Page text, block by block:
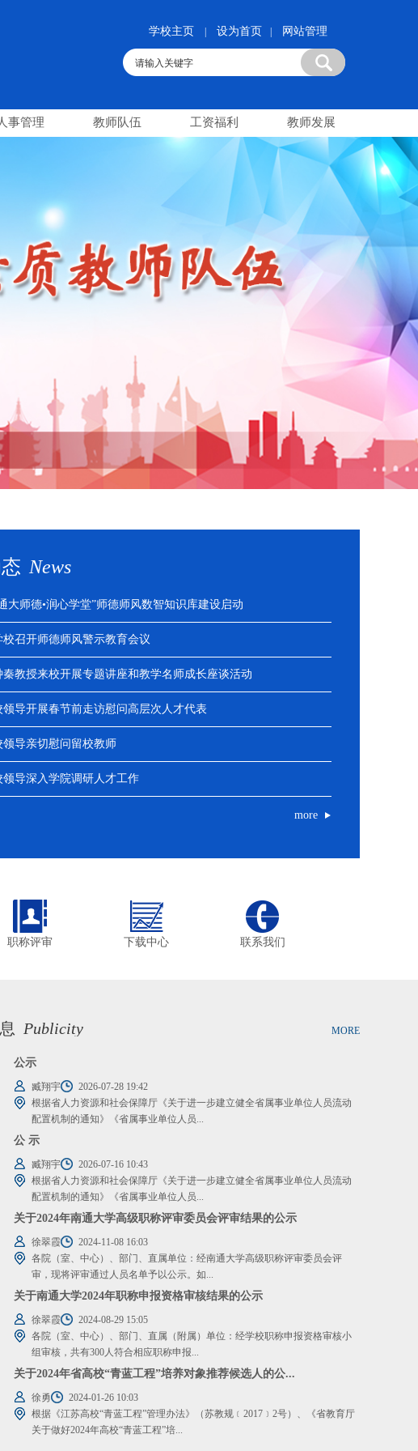
学校主页 设为首页 网站管理
事管理 教师队伍 工资福利 教师发展
News
大师德•润心学堂”师德师风数智知识库建设启动
校召开师德师风警示教育会议
秦教授来校开展专题讲座和教学名师成长座谈活动
领导开展春节前走访慰问高层次人才代表
领导亲切慰问留校教师
领导深入学院调研人才工作
more
职称评审 下载中心 联系我们
Publicity MORE
公示
臧翔宇
2026-07-28 19:42
根据省人力资源和社会保障厅《关于进一步建立健全省属事业单位人员流动
配置机制的通知》《省属事业单位人员...
公 示
臧翔宇
2026-07-16 10:43
根据省人力资源和社会保障厅《关于进一步建立健全省属事业单位人员流动
配置机制的通知》《省属事业单位人员...
关于2024年南通大学高级职称评审委员会评审结果的公示
徐翠霞
2024-11-08 16:03
各院（室、中心）、部门、直属单位：经南通大学高级职称评审委员会评
审，现将评审通过人员名单予以公示。如...
关于南通大学2024年职称申报资格审核结果的公示
徐翠霞
2024-08-29 15:05
各院（室、中心）、部门、直属（附属）单位：经学校职称申报资格审核小
组审核，共有300人符合相应职称申报...
关于2024年省高校“青蓝工程”培养对象推荐候选人的公...
徐勇
2024-01-26 10:03
根据《江苏高校“青蓝工程”管理办法》（苏教规﹝2017﹞2号）、《省教育厅
关于做好2024年高校“青蓝工程”培...